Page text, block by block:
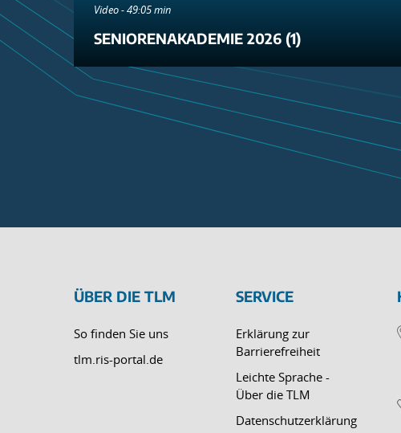
Video - 49:05 min
SENIORENAKADEMIE 2026 (1)
ÜBER DIE TLM
So finden Sie uns
tlm.ris-portal.de
SERVICE
Erklärung zur
Barrierefreiheit
Leichte Sprache -
Über die TLM
Datenschutzerklärung